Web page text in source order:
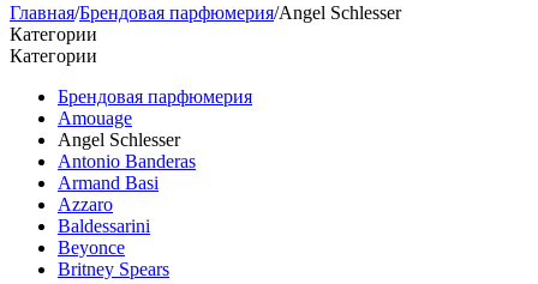
Главная/Брендовая парфюмерия/Angel Schlesser
Категории
Категории
Брендовая парфюмерия
Amouage
Angel Schlesser
Antonio Banderas
Armand Basi
Azzaro
Baldessarini
Beyonce
Britney Spears